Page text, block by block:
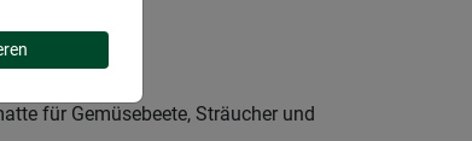
für Gemüsebeete, Sträucher und